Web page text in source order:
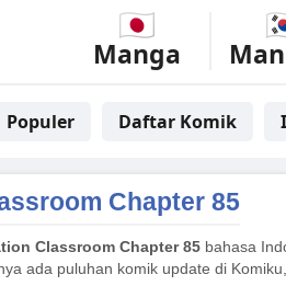
Manga
Populer Daftar Komik
Chapter 85
Classroom Chapter 85 bahasa
ada puluhan komik update di